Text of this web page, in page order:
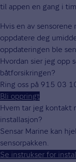
til appen en gang i
Hvis en av
oppdatere deg
oppdateringen ble
Hvordan sier jeg opp
båtforsikringen?
Ring oss på 915 03
Bli oppringt
Hvem tar jeg kontakt
installasjon?
Sensar Marine kan
sensorpakken.
Se instrukser for